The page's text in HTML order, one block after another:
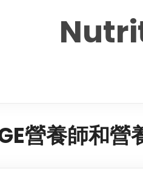
營養師和營